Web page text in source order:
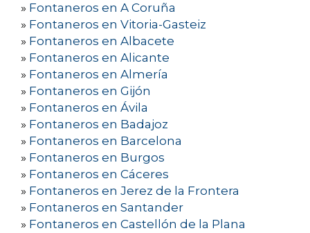
» Fontaneros en A Coruña
» Fontaneros en Vitoria-Gasteiz
» Fontaneros en Albacete
» Fontaneros en Alicante
» Fontaneros en Almería
» Fontaneros en Gijón
» Fontaneros en Ávila
» Fontaneros en Badajoz
» Fontaneros en Barcelona
» Fontaneros en Burgos
» Fontaneros en Cáceres
» Fontaneros en Jerez de la Frontera
» Fontaneros en Santander
» Fontaneros en Castellón de la Plana